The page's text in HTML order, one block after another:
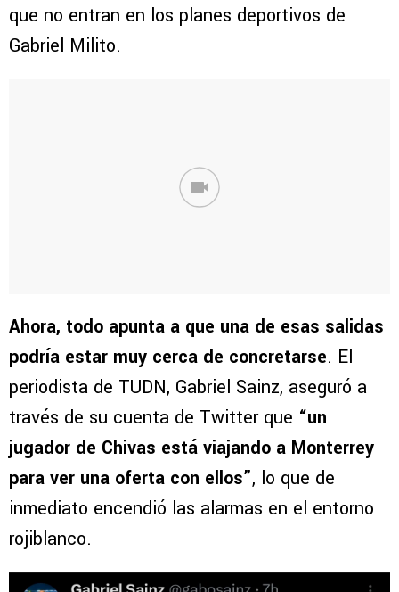
que no entran en los planes deportivos de
Gabriel Milito.
Ahora, todo apunta a que una de esas salidas
podría estar muy cerca de concretarse. El
periodista de TUDN, Gabriel Sainz, aseguró a
través de su cuenta de Twitter que “un
jugador de Chivas está viajando a Monterrey
para ver una oferta con ellos”, lo que de
inmediato encendió las alarmas en el entorno
rojiblanco.